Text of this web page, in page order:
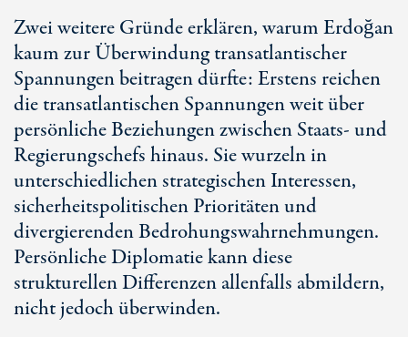
Zwei weitere Gründe erklären, warum Erdoğan
kaum zur Überwindung transatlantischer
Spannungen beitragen dürfte: Erstens reichen
die transatlantischen Spannungen weit über
persönliche Beziehungen zwischen Staats- und
Regierungschefs hinaus. Sie wurzeln in
unterschiedlichen strategischen Interessen,
sicherheitspolitischen Prioritäten und
divergierenden Bedrohungswahrnehmungen.
Persönliche Diplomatie kann diese
strukturellen Differenzen allenfalls abmildern,
nicht jedoch überwinden.